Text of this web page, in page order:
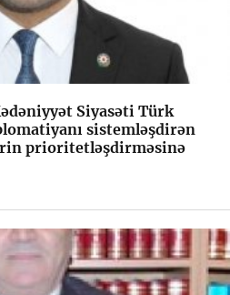
Siyasəti Türk
sistemləşdirən
prioritetləşdirməsinə